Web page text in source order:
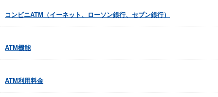
コンビニATM（イーネット、ローソン銀行、セブン銀行）
ATM機能
ATM利用料金